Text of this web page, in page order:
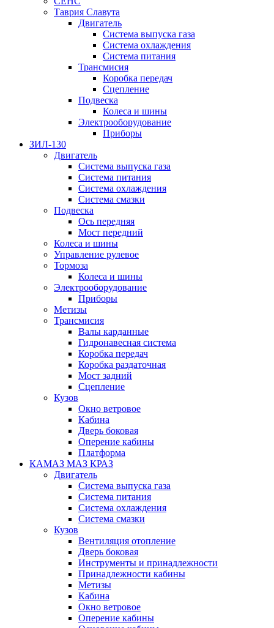
Таврия Славута
Двигатель
Система выпуска газа
Система охлаждения
Система питания
Трансмисия
Коробка передач
Сцепление
Подвеска
Колеса и шины
Электрооборудование
Приборы
ЗИЛ-130
Двигатель
Система выпуска газа
Система питания
Система охлаждения
Система смазки
Подвеска
Ось передняя
Мост передний
Колеса и шины
Управление рулевое
Тормоза
Колеса и шины
Электрооборудование
Приборы
Метизы
Трансмисия
Валы карданные
Гидронавесная система
Коробка передач
Коробка раздаточная
Мост задний
Сцепление
Кузов
Окно ветровое
Кабина
Дверь боковая
Оперение кабины
Платформа
КАМАЗ МАЗ КРАЗ
Двигатель
Система выпуска газа
Система питания
Система охлаждения
Система смазки
Кузов
Вентиляция отопление
Дверь боковая
Инструменты и принадлежности
Принадлежности кабины
Метизы
Кабина
Окно ветровое
Оперение кабины